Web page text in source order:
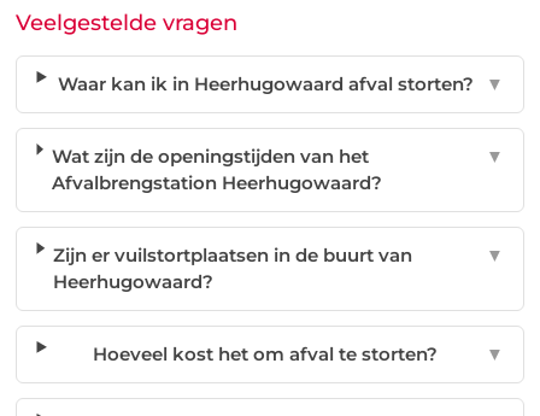
Veelgestelde vragen
Waar kan ik in Heerhugowaard afval storten? ▼
Wat zijn de openingstijden van het
Afvalbrengstation Heerhugowaard?
▼
Zijn er vuilstortplaatsen in de buurt van
Heerhugowaard?
▼
Hoeveel kost het om afval te storten? ▼